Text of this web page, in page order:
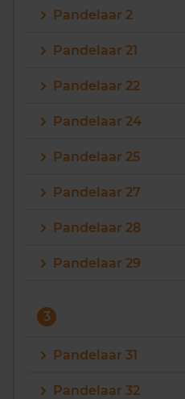
Pandelaar 2
Pandelaar 21
Pandelaar 22
Pandelaar 24
Pandelaar 25
Pandelaar 27
Pandelaar 28
Pandelaar 29
3
Pandelaar 31
Pandelaar 32